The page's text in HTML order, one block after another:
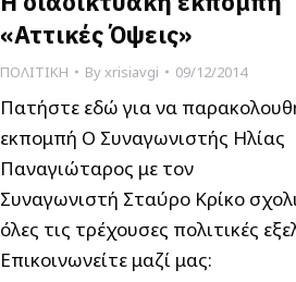
«Αττικές Όψεις»
ΠΟΛΙΤΙΚΗ Byxrisiavgi 09/12/2014
Πατήστε εδώ για να
εκπομπή Ο Συναγωνιστής Ηλίας
Παναγιώταρος με τον
Συναγωνιστή Σταύρο Κρίκο
όλες τις τρέχουσες πολιτικές
Επικοινωνείτε μαζί μας: